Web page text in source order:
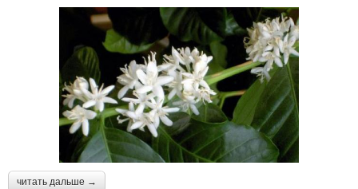
читать дальше →